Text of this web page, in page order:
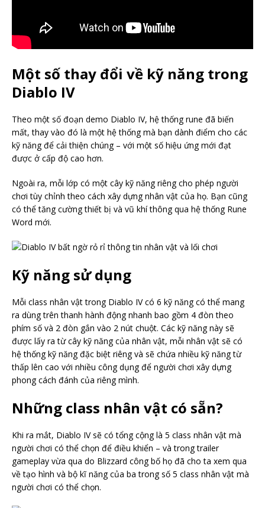
Một số thay đổi về kỹ năng trong
Diablo IV
Theo một số đoạn demo Diablo IV, hệ thống rune đã biến
mất, thay vào đó là một hệ thống mà bạn dành điểm cho các
kỹ năng để cải thiện chúng – với một số hiệu ứng mới đạt
được ở cấp độ cao hơn.
Ngoài ra, mỗi lớp có một cây kỹ năng riêng cho phép người
chơi tùy chỉnh theo cách xây dựng nhân vật của họ. Bạn cũng
có thể tăng cường thiết bị và vũ khí thông qua hệ thống Rune
Word mới.
Kỹ năng sử dụng
Mỗi class nhân vật trong Diablo IV có 6 kỹ năng có thể mang
ra dùng trên thanh hành động nhanh bao gồm 4 đòn theo
phím số và 2 đòn gắn vào 2 nút chuột. Các kỹ năng này sẽ
được lấy ra từ cây kỹ năng của nhân vật, mỗi nhân vật sẽ có
hệ thống kỹ năng đặc biệt riêng và sẽ chứa nhiều kỹ năng từ
thấp lên cao với nhiều công dụng để người chơi xây dựng
phong cách đánh của riêng mình.
Những class nhân vật có sẵn?
Khi ra mắt, Diablo IV sẽ có tổng cộng là 5 class nhân vật mà
người chơi có thể chọn để điều khiển – và trong trailer
gameplay vừa qua do Blizzard công bố họ đã cho ta xem qua
về tạo hình và bộ kĩ năng của ba trong số 5 class nhân vật mà
người chơi có thể chọn.